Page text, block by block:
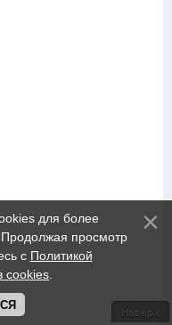
для более
просмотр
с Политикой
cookies